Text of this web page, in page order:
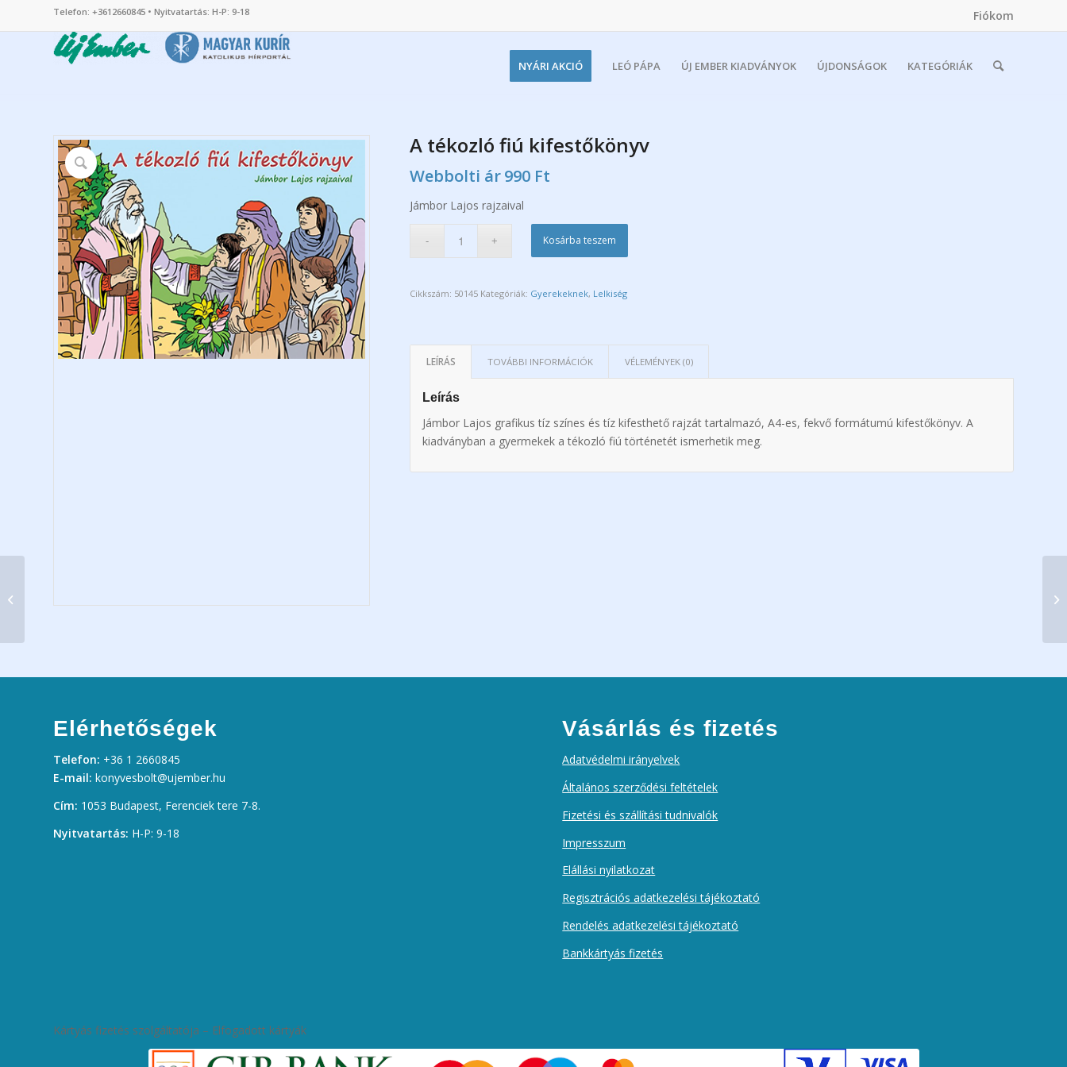
Fiókom
Telefon: +3612660845 • Nyitvatartás: H-P: 9-18
NYÁRI AKCIÓ LEÓ PÁPA ÚJ EMBER KIADVÁNYOK ÚJDONSÁGOK KATEGÓRIÁK
A tékozló fiú kifestőkönyv
Webbolti ár990 Ft
Jámbor Lajos rajzaival
Kosárba teszem
Cikkszám: 50145 Kategóriák: Gyerekeknek, Lelkiség
LEÍRÁS TOVÁBBI INFORMÁCIÓK VÉLEMÉNYEK (0)
Leírás
Jámbor Lajos grafikus tíz színes és tíz kifesthető rajzát tartalmazó, A4-es, fekvő formátumú kifestőkönyv. A
kiadványban a gyermekek a tékozló fiú történetét ismerhetik meg.
Elérhetőségek
Telefon: +36 1 2660845
E-mail: konyvesbolt@ujember.hu
Cím: 1053 Budapest, Ferenciek tere 7-8.
Nyitvatartás: H-P: 9-18
Vásárlás és fizetés
Adatvédelmi irányelvek
Általános szerződési feltételek
Fizetési és szállítási tudnivalók
Impresszum
Elállási nyilatkozat
Regisztrációs adatkezelési tájékoztató
Rendelés adatkezelési tájékoztató
Bankkártyás fizetés
Kártyás fizetés szolgáltatója – Elfogadott kártyák
(kifestőkönyv)